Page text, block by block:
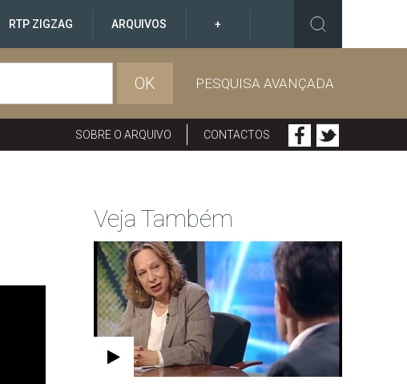
RTP ZIGZAG ARQUIVOS +
OK PESQUISA AVANÇADA
SOBRE O ARQUIVO CONTACTOS
Veja Também